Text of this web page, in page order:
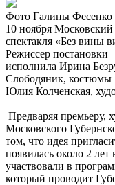
Фото Галины Фесенко
10 ноября Московский
спектакля «Без вины
Режиссер
исполнила Ирина
Слободяник, костюмы
Юлия Колченская,
Предваряя премьеру,
Московского
том, что идея
появилась около 2 лет
участвовали в
который проводит